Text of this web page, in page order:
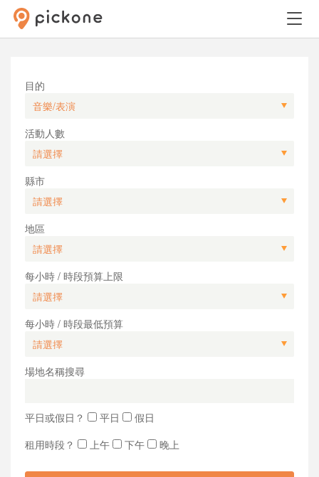
目的
活動人數
縣市
地區
每小時 / 時段預算上限
每小時 / 時段最低預算
場地名稱搜尋
平日或假日？ 平日
假日
租用時段？
上午 下午 晚上